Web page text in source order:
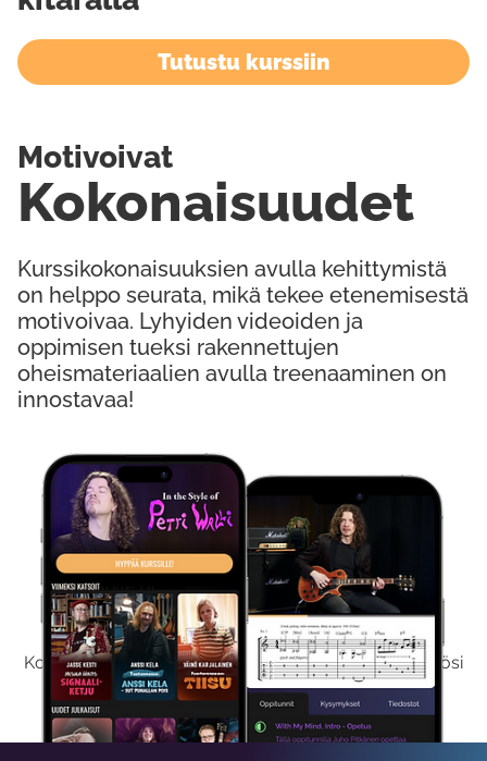
Kokeile Ilmaiseksi
Kokeilemalla ilmaiseksi saat koko sisältömme käyttöösi
viikon ajaksi.
Tutustu kurssiin
Kurssikokonaisuuksien avulla kehittymistä
on helppo seurata, mikä tekee etenemisestä
motivoivaa. Lyhyiden videoiden ja
oppimisen tueksi rakennettujen
oheismateriaalien avulla treenaaminen on
innostavaa!
Kokonaisuudet
Motivoivat